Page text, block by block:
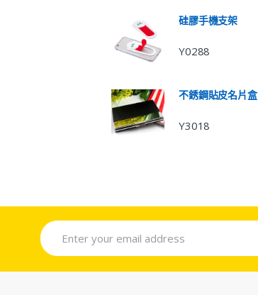
硅膠手機支架
Y0288
不銹鋼貼皮名片盒
Y3018